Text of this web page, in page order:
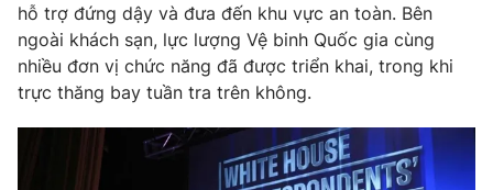
hỗ trợ đứng dậy và đưa đến khu vực an toàn. Bên
ngoài khách sạn, lực lượng Vệ binh Quốc gia cùng
nhiều đơn vị chức năng đã được triển khai, trong khi
trực thăng bay tuần tra trên không.